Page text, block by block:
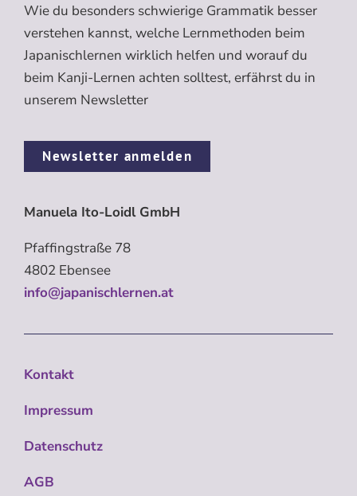
Wie du besonders schwierige Grammatik besser
verstehen kannst, welche Lernmethoden beim
Japanischlernen wirklich helfen und worauf du
beim Kanji-Lernen achten solltest, erfährst du in
unserem Newsletter
Newsletter anmelden
Manuela Ito-Loidl GmbH
Pfaffingstraße 78
4802 Ebensee
info@japanischlernen.at
Kontakt
Impressum
Datenschutz
AGB